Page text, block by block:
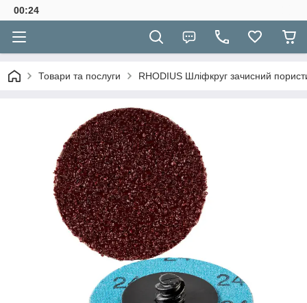
00:24
Товари та послуги RHODIUS Шліфкруг зачисний